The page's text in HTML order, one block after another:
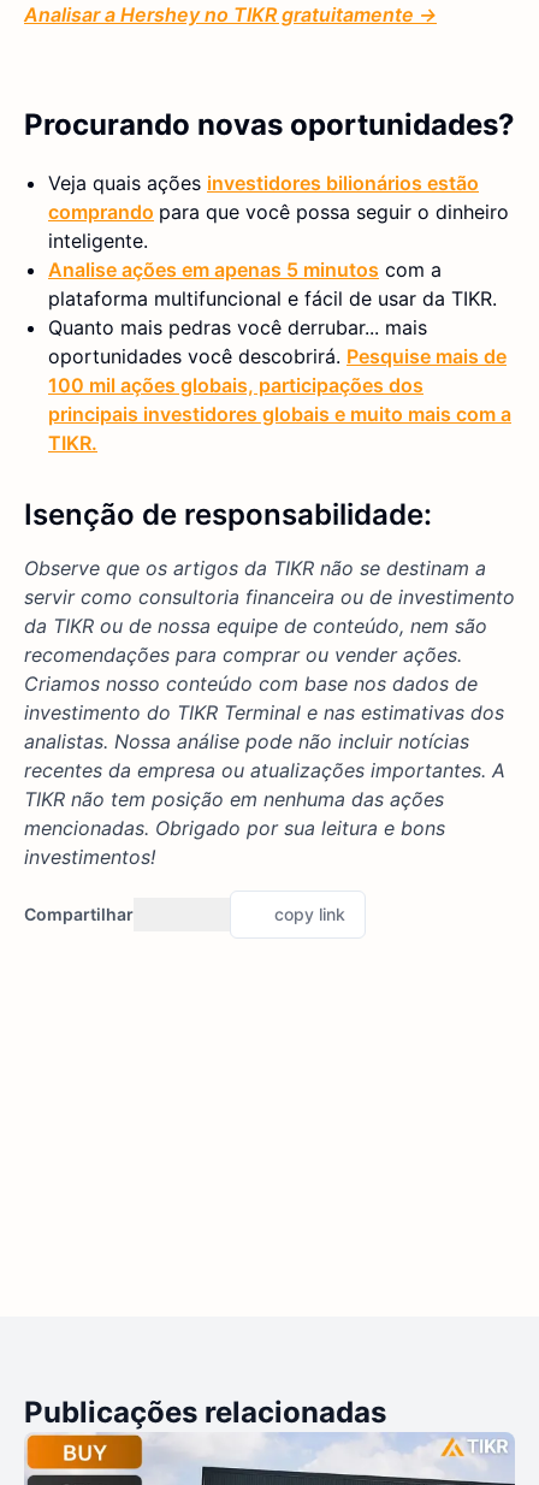
Analisar a Hershey no TIKR gratuitamente →
Procurando novas oportunidades?
Veja quais ações investidores bilionários estão
comprando para que você possa seguir o dinheiro
inteligente.
Analise ações em apenas 5 minutos com a
plataforma multifuncional e fácil de usar da TIKR.
Quanto mais pedras você derrubar... mais
oportunidades você descobrirá. Pesquise mais de
100 mil ações globais, participações dos
principais investidores globais e muito mais com a
TIKR.
Isenção de responsabilidade:
Observe que os artigos da TIKR não se destinam a
servir como consultoria financeira ou de investimento
da TIKR ou de nossa equipe de conteúdo, nem são
recomendações para comprar ou vender ações.
Criamos nosso conteúdo com base nos dados de
investimento do TIKR Terminal e nas estimativas dos
analistas. Nossa análise pode não incluir notícias
recentes da empresa ou atualizações importantes. A
TIKR não tem posição em nenhuma das ações
mencionadas. Obrigado por sua leitura e bons
investimentos!
Compartilhar copy link
Publicações relacionadas